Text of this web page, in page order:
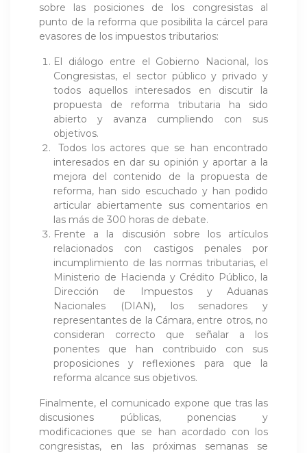
sobre las posiciones de los congresistas al
punto de la reforma que posibilita la cárcel para
evasores de los impuestos tributarios:
El diálogo entre el Gobierno Nacional, los
Congresistas, el sector público y privado y
todos aquellos interesados en discutir la
propuesta de reforma tributaria ha sido
abierto y avanza cumpliendo con sus
objetivos.
Todos los actores que se han encontrado
interesados en dar su opinión y aportar a la
mejora del contenido de la propuesta de
reforma, han sido escuchado y han podido
articular abiertamente sus comentarios en
las más de 300 horas de debate.
Frente a la discusión sobre los artículos
relacionados con castigos penales por
incumplimiento de las normas tributarias, el
Ministerio de Hacienda y Crédito Público, la
Dirección de Impuestos y Aduanas
Nacionales (DIAN), los senadores y
representantes de la Cámara, entre otros, no
consideran correcto que señalar a los
ponentes que han contribuido con sus
proposiciones y reflexiones para que la
reforma alcance sus objetivos.
Finalmente, el comunicado expone que tras las
discusiones públicas, ponencias y
modificaciones que se han acordado con los
congresistas, en las próximas semanas se